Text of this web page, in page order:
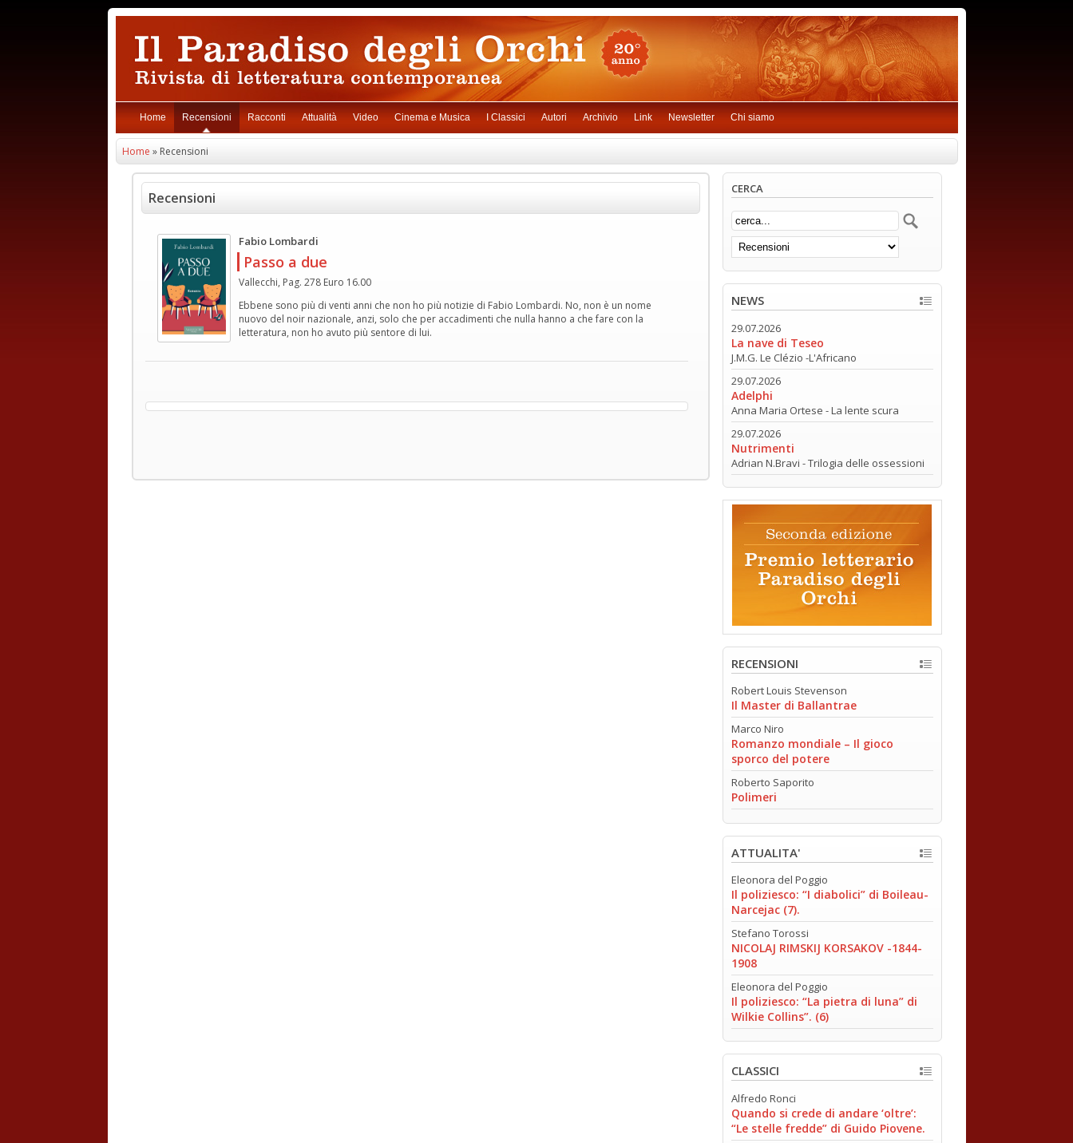
Home Recensioni Racconti Attualità Video Cinema e Musica I Classici Autori Archivio Link Newsletter Chi siamo
Home » Recensioni
Recensioni
Fabio Lombardi
Passo a due
Vallecchi, Pag. 278 Euro 16.00
Ebbene sono più di venti anni che non ho più notizie di Fabio Lombardi. No, non è un nome
nuovo del noir nazionale, anzi, solo che per accadimenti che nulla hanno a che fare con la
letteratura, non ho avuto più sentore di lui.
CERCA
NEWS
29.07.2026
La nave di Teseo
J.M.G. Le Clézio -L'Africano
29.07.2026
Adelphi
Anna Maria Ortese - La lente scura
29.07.2026
Nutrimenti
Adrian N.Bravi - Trilogia delle ossessioni
RECENSIONI
Robert Louis Stevenson
Il Master di Ballantrae
Marco Niro
Romanzo mondiale – Il gioco
sporco del potere
Roberto Saporito
Polimeri
ATTUALITA'
Eleonora del Poggio
Il poliziesco: “I diabolici” di Boileau-
Narcejac (7).
Stefano Torossi
NICOLAJ RIMSKIJ KORSAKOV -1844-
1908
Eleonora del Poggio
Il poliziesco: “La pietra di luna” di
Wilkie Collins”. (6)
CLASSICI
Alfredo Ronci
Quando si crede di andare ‘oltre’:
“Le stelle fredde” di Guido Piovene.